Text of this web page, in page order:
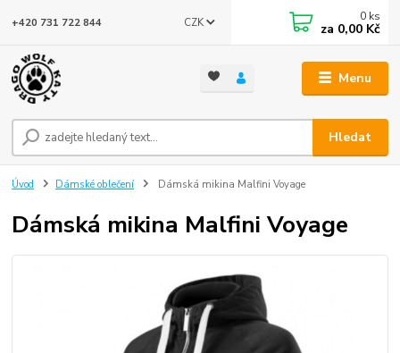
Menu
CZK
Hledat
+420 731 722 844 0 ks
za 0,00 Kč
Úvod Dámské oblečení Dámská mikina Malfini Voyage
Dámská mikina Malfini Voyage